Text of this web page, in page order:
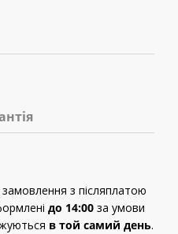
з післяплатою
до 14:00 за умови
в той самий день.